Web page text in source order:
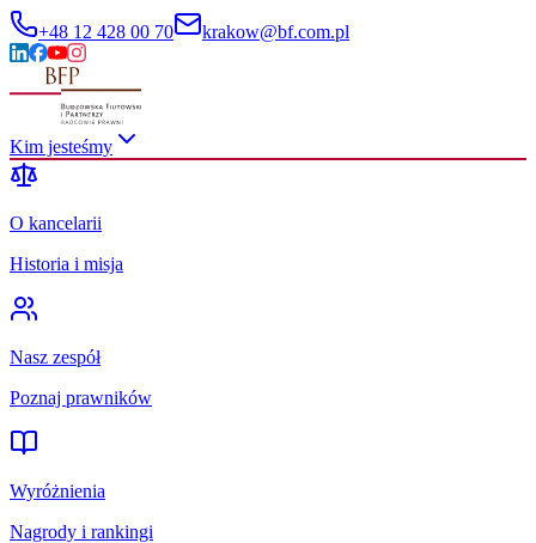
+48 12 428 00 70 krakow@bf.com.pl
Kim jesteśmy
O kancelarii
Historia i misja
Nasz zespół
Poznaj prawników
Wyróżnienia
Nagrody i rankingi